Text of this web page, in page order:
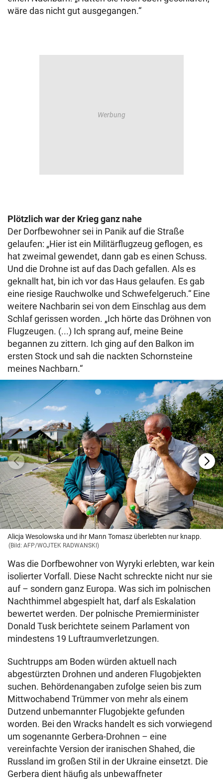
wäre das nicht gut ausgegangen.“
Plötzlich war der Krieg ganz nahe
Der Dorfbewohner sei in Panik auf die Straße
gelaufen: „Hier ist ein Militärflugzeug geflogen, es
hat zweimal gewendet, dann gab es einen Schuss.
Und die Drohne ist auf das Dach gefallen. Als es
geknallt hat, bin ich vor das Haus gelaufen. Es gab
eine riesige Rauchwolke und Schwefelgeruch.“ Eine
weitere Nachbarin sei von dem Einschlag aus dem
Schlaf gerissen worden. „Ich hörte das Dröhnen von
Flugzeugen. (...) Ich sprang auf, meine Beine
begannen zu zittern. Ich ging auf den Balkon im
ersten Stock und sah die nackten Schornsteine
meines Nachbarn.“
Alicja Wesolowska und ihr Mann Tomasz überlebten nur knapp.
(Bild: AFP/WOJTEK RADWANSKI)
Was die Dorfbewohner von Wyryki erlebten, war kein
isolierter Vorfall. Diese Nacht schreckte nicht nur sie
auf – sondern ganz Europa. Was sich im polnischen
Nachthimmel abgespielt hat, darf als Eskalation
bewertet werden. Der polnische Premierminister
Donald Tusk berichtete seinem Parlament von
mindestens 19 Luftraumverletzungen.
Suchtrupps am Boden würden aktuell nach
abgestürzten Drohnen und anderen Flugobjekten
suchen. Behördenangaben zufolge seien bis zum
Mittwochabend Trümmer von mehr als einem
Dutzend unbemannter Flugobjekte gefunden
worden. Bei den Wracks handelt es sich vorwiegend
um sogenannte Gerbera-Drohnen – eine
vereinfachte Version der iranischen Shahed, die
Russland im großen Stil in der Ukraine einsetzt. Die
Gerbera dient häufig als unbewaffneter